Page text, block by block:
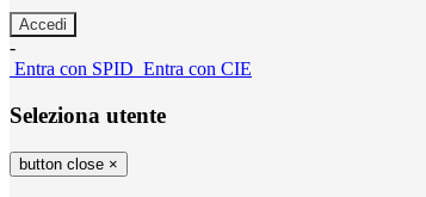
-
Entra con SPID Entra con CIE
Seleziona utente
button close ×